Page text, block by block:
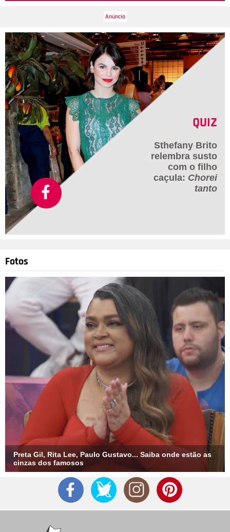
QUIZ
Sthefany Brito
relembra susto
com o filho
caçula: Chorei
tanto
Fotos
Preta Gil, Rita Lee, Paulo Gustavo... Saiba onde estão as
cinzas dos famosos